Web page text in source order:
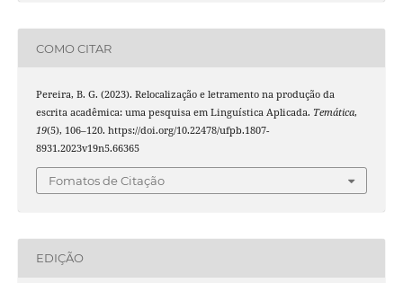
COMO CITAR
Pereira, B. G. (2023). Relocalização e letramento na produção da
escrita acadêmica: uma pesquisa em Linguística Aplicada. Temática,
19(5), 106–120. https://doi.org/10.22478/ufpb.1807-
8931.2023v19n5.66365
Fomatos de Citação
EDIÇÃO